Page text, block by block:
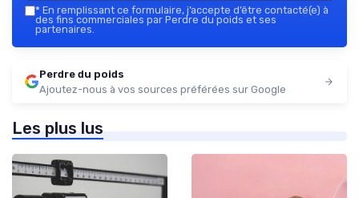
* En remplissant ce formulaire, j’accepte d’être contacté(e) à
des fins commerciales par Perdre du poids et ses
partenaires.
Perdre du poids
Ajoutez-nous à vos sources préférées sur Google
Les plus lus